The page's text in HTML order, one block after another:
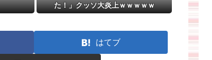
た！」クッソ大炎上ｗｗｗｗｗ
はてブ